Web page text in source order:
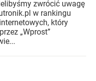
zwrócić uwagę
w rankingu
który
„Wprost”